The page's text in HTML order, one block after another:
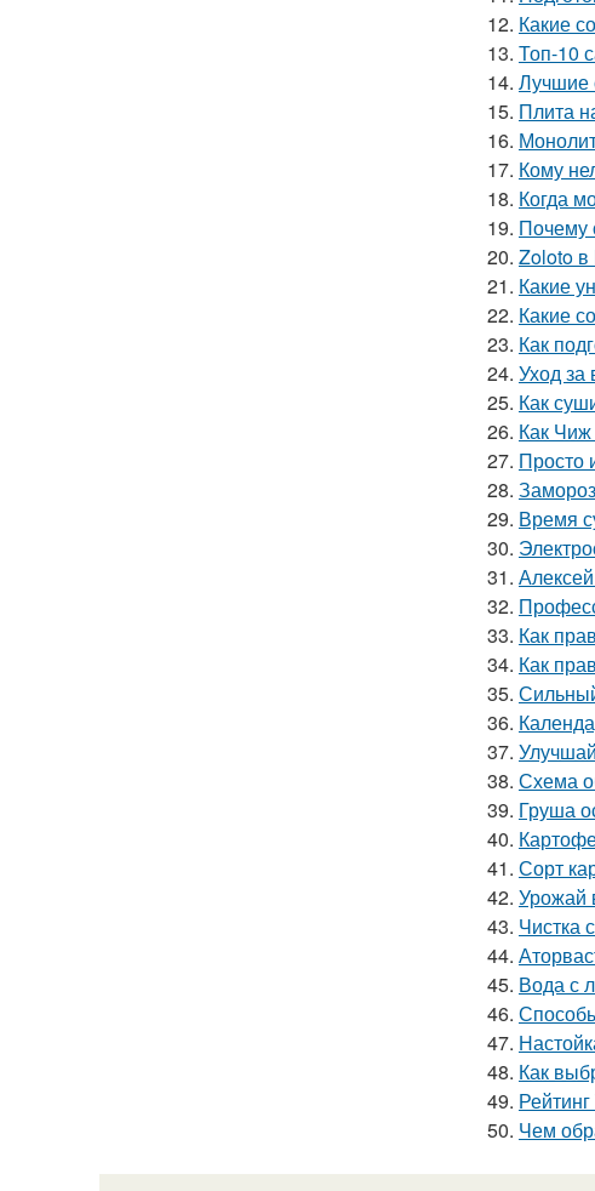
12. Какие
13. Топ-10
14. Лучшие
15. Плита
16.
17. Кому
18. Когда
19. Почему
20. Zoloto
21. Какие
22. Какие
23. Как
24. Уход за
25. Как
26. Как
27. Просто
28.
29. Время
30.
31.
32.
33. Как
34. Как
35.
36.
37.
38. Схема
39. Груша
40.
41. Сорт
42. Урожай
43. Чистка
44.
45. Вода с
46.
47.
48. Как
49.
50. Чем